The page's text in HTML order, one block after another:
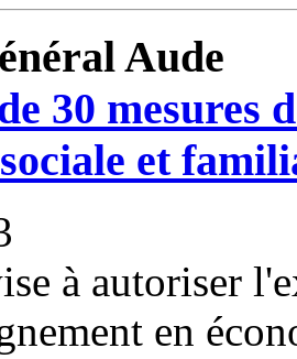
Aude
30 mesures
et
à autoriser
en